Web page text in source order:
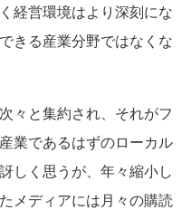
経営環境はより深刻にな
きる産業分野ではなくな
々と集約され、それがフ
業であるはずのローカル
しく思うが、年々縮小し
メディアには月々の購読